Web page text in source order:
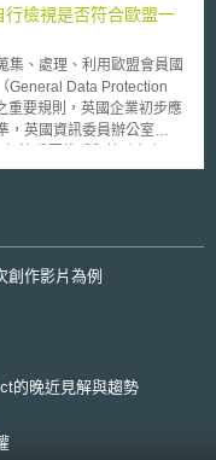
綠色市場的需求。加州空
法所有的方案必須於
分自動駕駛系統時，執法
駛於部分自動駕駛系統運
，而第四級與第五級之高程
路，因此尚未納入本指南
象、道路駕駛法規負責對象
是否應隨時保持警覺以採
檢視是否符合歐盟一
、處理、利用歐盟會員國
General Data Protection
重要規則，英國企業初步應
，英國資訊委員辦公室
符合GDPR之12步驟
未來應如何因應： 認知
將發生的問題與風險。
的請求加以拒絕或收費；
創作影片為例
的晚近見解與趨勢